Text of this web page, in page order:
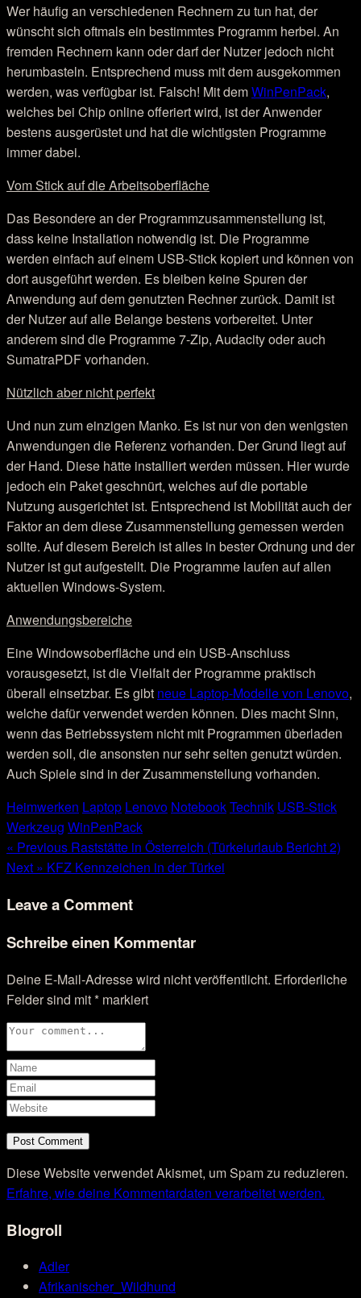
Wer häufig an verschiedenen Rechnern zu tun hat, der
wünscht sich oftmals ein bestimmtes Programm herbei. An
fremden Rechnern kann oder darf der Nutzer jedoch nicht
herumbasteln. Entsprechend muss mit dem ausgekommen
werden, was verfügbar ist. Falsch! Mit demWinPenPack,
welches bei Chip online offeriert wird, ist der Anwender
bestens ausgerüstet und hat die wichtigsten Programme
immer dabei.
Vom Stick auf die Arbeitsoberfläche
Das Besondere an der Programmzusammenstellung ist,
dass keine Installation notwendig ist. Die Programme
werden einfach auf einem USB-Stick kopiert und können von
dort ausgeführt werden. Es bleiben keine Spuren der
Anwendung auf dem genutzten Rechner zurück. Damit ist
der Nutzer auf alle Belange bestens vorbereitet. Unter
anderem sind die Programme 7-Zip, Audacity oder auch
SumatraPDF vorhanden.
Nützlich aber nicht perfekt
Und nun zum einzigen Manko. Es ist nur von den wenigsten
Anwendungen die Referenz vorhanden. Der Grund liegt auf
der Hand. Diese hätte installiert werden müssen. Hier wurde
jedoch ein Paket geschnürt, welches auf die portable
Nutzung ausgerichtet ist. Entsprechend ist Mobilität auch der
Faktor an dem diese Zusammenstellung gemessen werden
sollte. Auf diesem Bereich ist alles in bester Ordnung und der
Nutzer ist gut aufgestellt. Die Programme laufen auf allen
aktuellen Windows-System.
Anwendungsbereiche
Eine Windowsoberfläche und ein USB-Anschluss
vorausgesetzt, ist die Vielfalt der Programme praktisch
überall einsetzbar. Es gibt neue Laptop-Modelle von Lenovo,
welche dafür verwendet werden können. Dies macht Sinn,
wenn das Betriebssystem nicht mit Programmen überladen
werden soll, die ansonsten nur sehr selten genutzt würden.
Auch Spiele sind in der Zusammenstellung vorhanden.
Heimwerken Laptop Lenovo NotebookTechnik USB-Stick
Werkzeug WinPenPack
« Previous Raststätte in Österreich (Türkeiurlaub Bericht 2)
Next » KFZ Kennzeichen in der Türkei
Leave a Comment
Schreibe einen Kommentar
Deine E-Mail-Adresse wird nicht veröffentlicht. Erforderliche
Felder sind mit* markiert
Diese Website verwendet Akismet, um Spam zu reduzieren.
Erfahre, wie deine Kommentardaten verarbeitet werden.
Blogroll
Adler
Afrikanischer_Wildhund